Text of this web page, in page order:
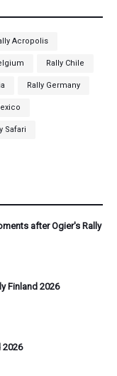
Acropolis
Rally Chile
Rally Germany
Safari
after Ogier's Rally
Finland 2026
2026